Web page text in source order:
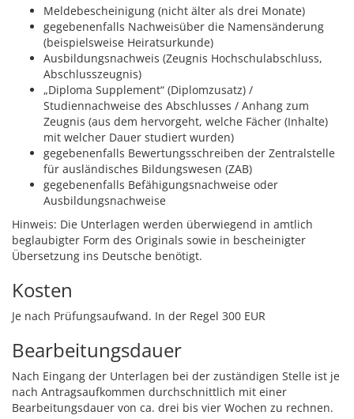
Meldebescheinigung (nicht älter als drei Monate)
gegebenenfalls Nachweisüber die Namensänderung
(beispielsweise Heiratsurkunde)
Ausbildungsnachweis (Zeugnis Hochschulabschluss,
Abschlusszeugnis)
„Diploma Supplement“ (Diplomzusatz) /
Studiennachweise des Abschlusses / Anhang zum
Zeugnis (aus dem hervorgeht, welche Fächer (Inhalte)
mit welcher Dauer studiert wurden)
gegebenenfalls Bewertungsschreiben der Zentralstelle
für ausländisches Bildungswesen (ZAB)
gegebenenfalls Befähigungsnachweise oder
Ausbildungsnachweise
Hinweis: Die Unterlagen werden überwiegend in amtlich
beglaubigter Form des Originals sowie in bescheinigter
Übersetzung ins Deutsche benötigt.
Kosten
Je nach Prüfungsaufwand. In der Regel 300 EUR
Bearbeitungsdauer
Nach Eingang der Unterlagen bei der zuständigen Stelle ist je
nach Antragsaufkommen durchschnittlich mit einer
Bearbeitungsdauer von ca. drei bis vier Wochen zu rechnen.